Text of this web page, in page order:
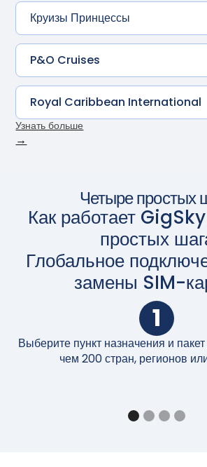
Круизы Принцессы
P&O Cruises
Royal Caribbean International
Узнать больше
→
Четыре простых
Как работает
простых
Глобальное
замены SIM-
1
Выберите пункт назначения и
чем 200 стран, регионов